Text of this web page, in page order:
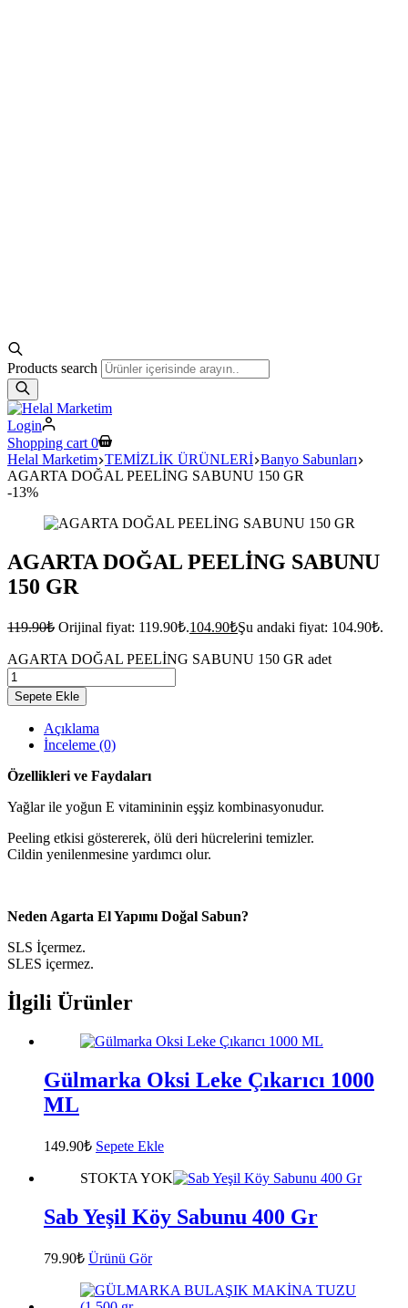
Products search
Login
Shopping cart 0
Helal Marketim TEMİZLİK ÜRÜNLERİ Banyo Sabunları
AGARTA DOĞAL PEELİNG SABUNU 150 GR
-13%
AGARTA DOĞAL PEELİNG SABUNU
150 GR
119.90₺ Orijinal fiyat: 119.90₺.104.90₺Şu andaki fiyat: 104.90₺.
AGARTA DOĞAL PEELİNG SABUNU 150 GR adet
Sepete Ekle
Açıklama
İnceleme (0)
Özellikleri ve Faydaları
Yağlar ile yoğun E vitamininin eşşiz kombinasyonudur.
Peeling etkisi göstererek, ölü deri hücrelerini temizler.
Cildin yenilenmesine yardımcı olur.
Neden Agarta El Yapımı Doğal Sabun?
SLS İçermez.
SLES içermez.
İlgili Ürünler
Gülmarka Oksi Leke Çıkarıcı 1000
ML
149.90₺ Sepete Ekle
STOKTA YOK
Sab Yeşil Köy Sabunu 400 Gr
79.90₺ Ürünü Gör